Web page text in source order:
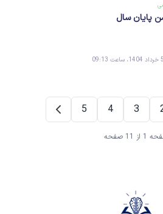
پایان سال
5 خرداد 1404، ساعت 09:13
3
4
5
از 11 صفحه